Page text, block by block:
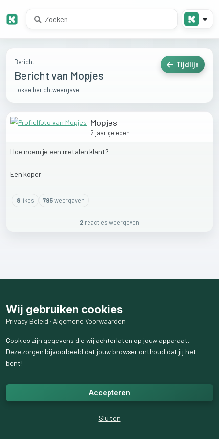
Bericht
Bericht van Mopjes
Losse berichtweergave.
Tijdlijn
Mopjes
2 jaar geleden
Hoe noem je een metalen klant?
Een koper
8likes 795weergaven
2 reacties weergeven
Wij gebruiken cookies
Privacy Beleid · Algemene Voorwaarden
Cookies zijn gegevens die wij achterlaten op jouw apparaat.
Deze zorgen bijvoorbeeld dat jouw browser onthoud dat jij het
bent!
Accepteren
Sluiten